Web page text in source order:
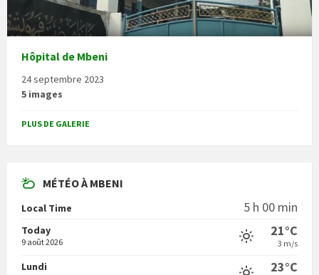
Hôpital de Mbeni
24 septembre 2023
5 images
PLUS DE GALERIE
MÉTÉO À MBENI
Local Time 5 h 00 min
Today
9 août 2026
21°C
3 m/s
Lundi 23°C